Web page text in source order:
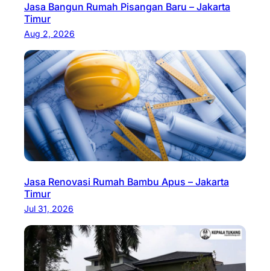
Jasa Bangun Rumah Pisangan Baru – Jakarta
Timur
Aug 2, 2026
Jasa Renovasi Rumah Bambu Apus – Jakarta
Timur
Jul 31, 2026